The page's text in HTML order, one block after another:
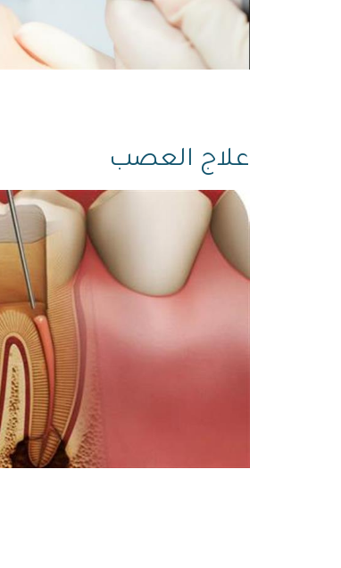
علاج العصب